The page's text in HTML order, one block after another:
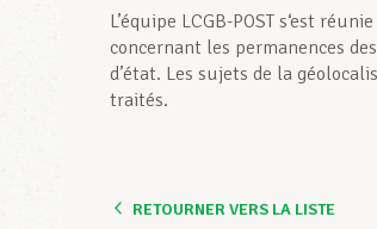
L’équipe LCGB-POST s‘est
concernant les permanences
d’état. Les sujets de la
traités.
RETOURNER VERS LA LISTE